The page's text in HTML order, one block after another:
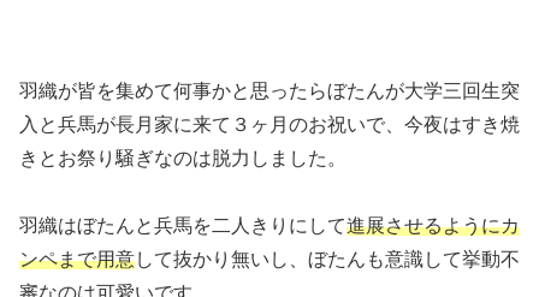
羽織が皆を集めて何事かと思ったらぼたんが大学三回生突
入と兵馬が長月家に来て３ヶ月のお祝いで、今夜はすき焼
きとお祭り騒ぎなのは脱力しました。
羽織はぼたんと兵馬を二人きりにして進展させるようにカ
ンペまで用意して抜かり無いし、ぼたんも意識して挙動不